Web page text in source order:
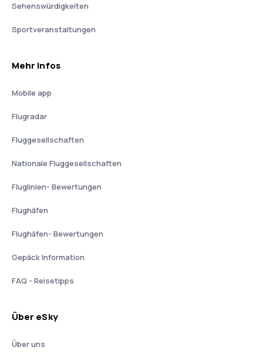
Sehenswürdigkeiten
Sportveranstaltungen
Mehr Infos
Mobile app
Flugradar
Fluggesellschaften
Nationale Fluggesellschaften
Fluglinien- Bewertungen
Flughäfen
Flughäfen- Bewertungen
Gepäck Information
FAQ - Reisetipps
Über eSky
Über uns